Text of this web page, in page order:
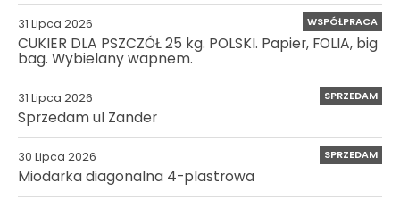
31 Lipca 2026 WSPÓŁPRACA
CUKIER DLA PSZCZÓŁ 25 kg. POLSKI. Papier, FOLIA, big
bag. Wybielany wapnem.
31 Lipca 2026 SPRZEDAM
Sprzedam ul Zander
30 Lipca 2026 SPRZEDAM
Miodarka diagonalna 4-plastrowa